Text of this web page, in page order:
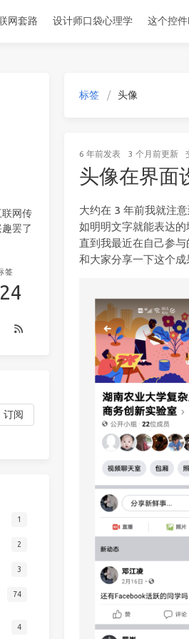
网套路 设计师口袋心理学 这个控
标签 头像
6 年前发表 3 个月前更新
头像在界面
大约在 3 年前我就注
如明明文字就能表达
直到我最近在自己参
和大家分享一下这个成
网传
罢了
签
1
2
3
74
4